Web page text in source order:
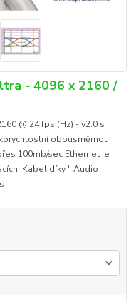
- 4096 x 2160 /
@ 24 fps (Hz) - v2.0 s
obousměrnou
100mb/sec Ethernet je
Kabel díky " Audio